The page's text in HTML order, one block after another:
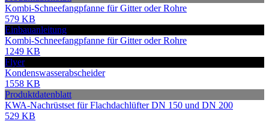
Kombi-Schneefangpfanne für Gitter oder Rohre
579 KB
Einbauanleitung
Kombi-Schneefangpfanne für Gitter oder Rohre
1249 KB
Flyer
Kondenswasserabscheider
1558 KB
Produktdatenblatt
KWA-Nachrüstset für Flachdachlüfter DN 150 und DN 200
529 KB